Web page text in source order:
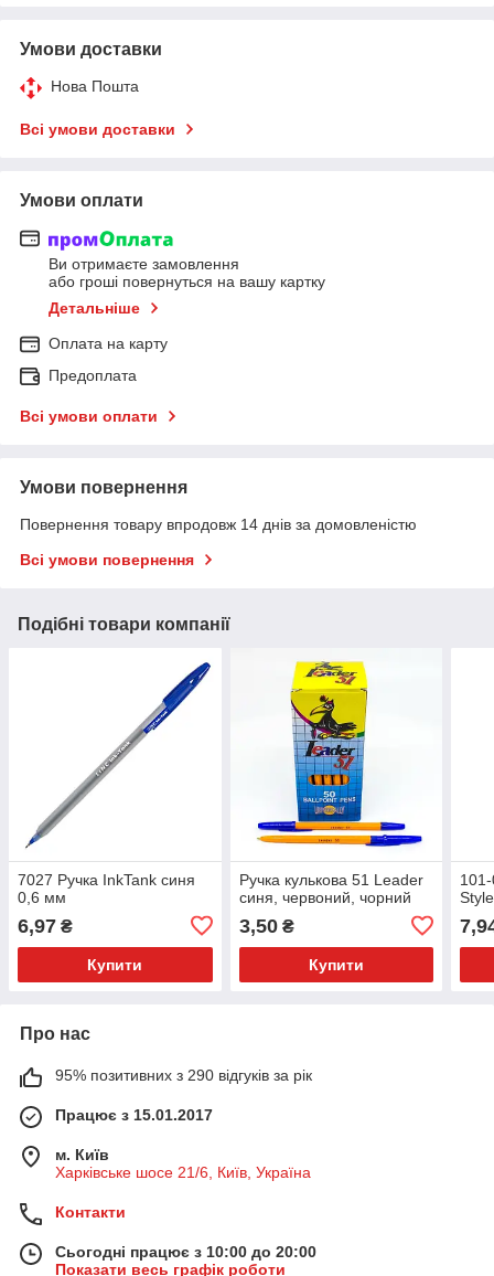
Умови доставки
Нова Пошта
Всі умови доставки
Умови оплати
Ви отримаєте замовлення
або гроші повернуться на вашу картку
Детальніше
Оплата на карту
Предоплата
Всі умови оплати
Умови повернення
Повернення товару впродовж 14 днів за домовленістю
Всі умови повернення
Подібні товари компанії
7027 Ручка InkTank синя
0,6 мм
6,97 ₴
Купити
Ручка кулькова 51 Leader
синя, червоний, чорний
3,50₴
Купити
101-
Про нас
95% позитивних з 290 відгуків за рік
Працює з 15.01.2017
м. Київ
Харківське шосе 21/6, Київ, Україна
Контакти
Сьогодні працює з 10:00 до 20:00
Показати весь графік роботи